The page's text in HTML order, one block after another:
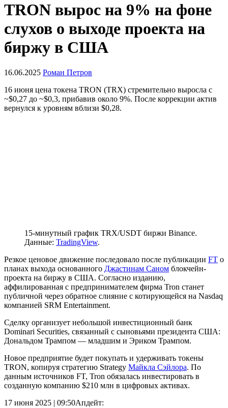
TRON вырос на 9% на фоне
слухов о выходе проекта на
биржу в США
16.06.2025 Роман Петров
16 июня цена токена TRON (TRX) стремительно выросла с
~$0,27 до ~$0,3, прибавив около 9%. После коррекции актив
вернулся к уровням вблизи $0,28.
15-минутный график TRX/USDT биржи Binance.
Данные: TradingView.
Резкое ценовое движение последовало после публикации FT о
планах выхода основанного Джастинам Саном блокчейн-
проекта на биржу в США. Согласно изданию,
аффилированная с предпринимателем фирма Tron станет
публичной через обратное слияние с котирующейся на Nasdaq
компанией SRM Entertainment.
Сделку организует небольшой инвестиционный банк
Dominari Securities, связанный с сыновьями президента США:
Дональдом Трампом — младшим и Эриком Трампом.
Новое предприятие будет покупать и удерживать токены
TRON, копируя стратегию Strategy Майкла Сэйлора. По
данным источников FT, Tron обязалась инвестировать в
созданную компанию $210 млн в цифровых активах.
17 июня 2025 | 09:50Апдейт: